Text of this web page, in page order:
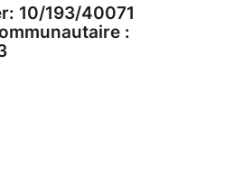
10/193/40071
: